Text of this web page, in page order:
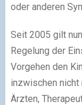
oder anderen
Seit 2005 gilt
Regelung der
Vorgehen den
inzwischen nicht
Ärzten,